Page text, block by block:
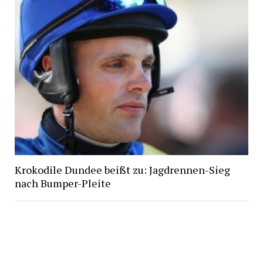
Krokodile Dundee beißt zu: Jagdrennen-Sieg
nach Bumper-Pleite